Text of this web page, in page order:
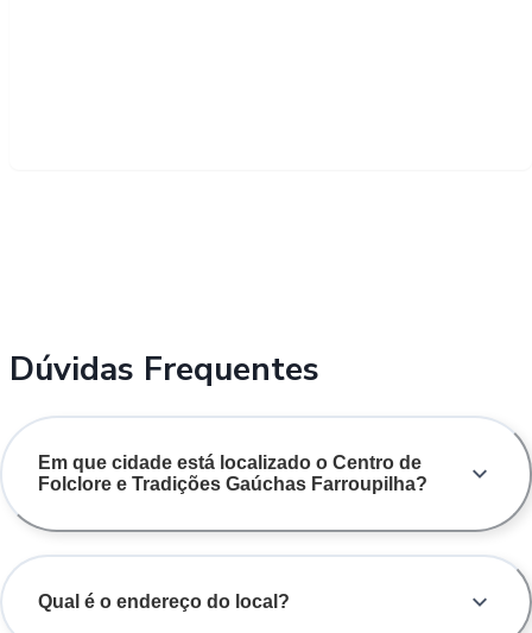
Dúvidas Frequentes
Em que cidade está localizado o Centro de
Folclore e Tradições Gaúchas Farroupilha?
Qual é o endereço do local?